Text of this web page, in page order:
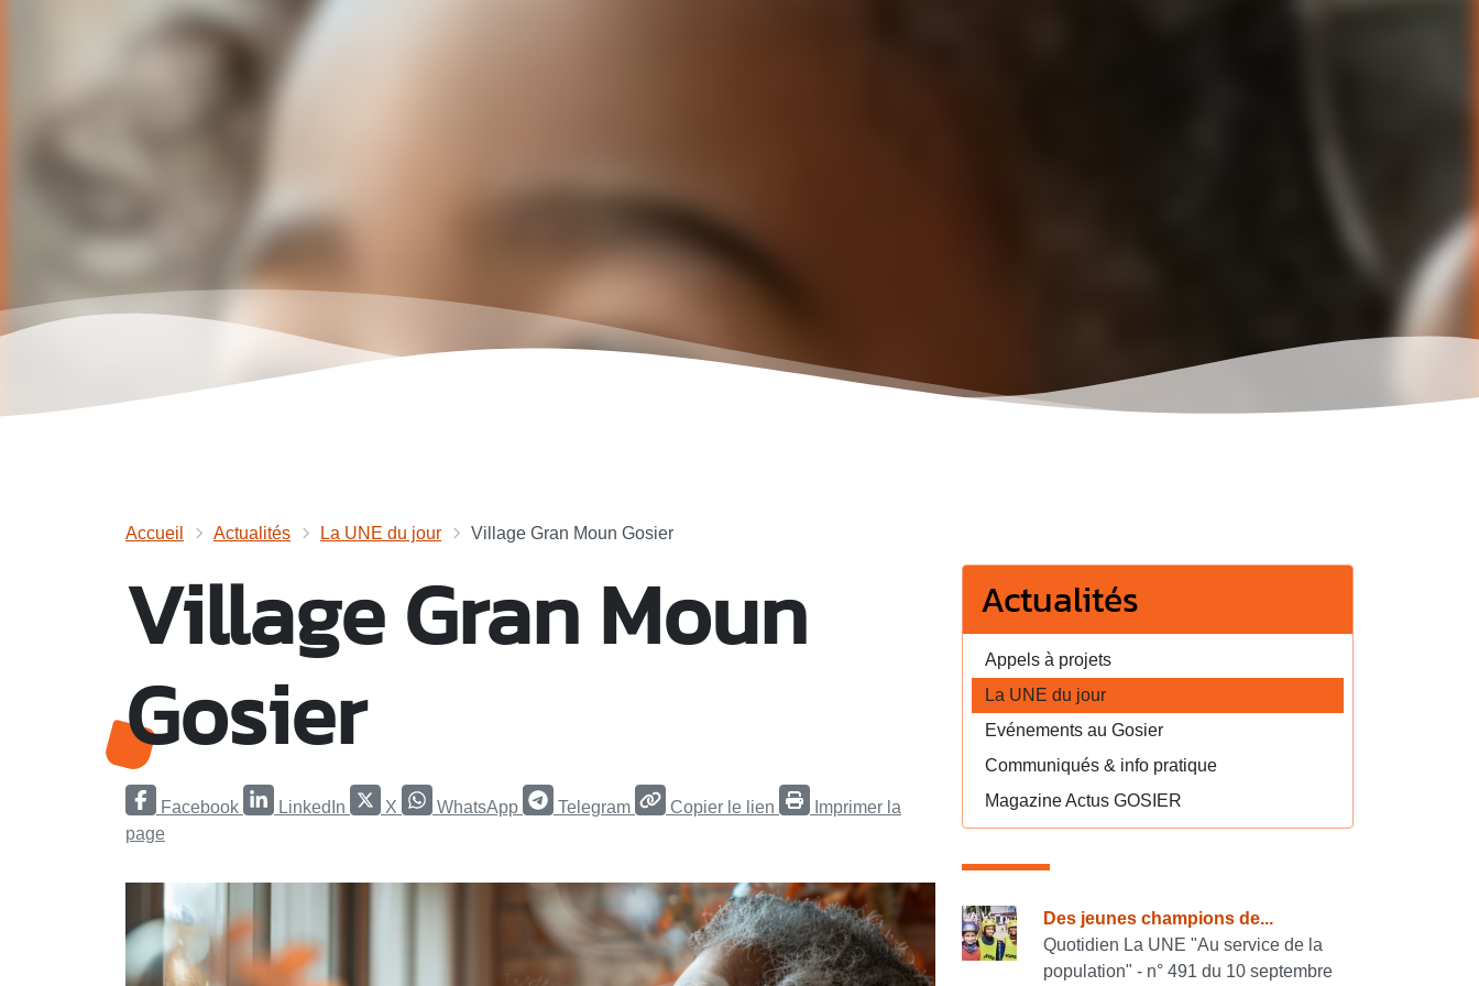
Accueil Actualités La UNE du jour Village Gran Moun Gosier
Village Gran Moun
Gosier
Facebook LinkedIn X WhatsApp Telegram Copier le lien
Imprimer la
page
Actualités
Appels à projets
La UNE du jour
Evénements au Gosier
Communiqués & info pratique
Magazine Actus GOSIER
Consulter également
Des jeunes champions de...
Quotidien La UNE "Au service de la
population" - n° 491 du 10 septembre